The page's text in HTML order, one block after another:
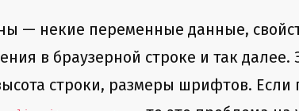
— некие переменные данные,
в браузерной строке и так
строки, размеры шрифтов.